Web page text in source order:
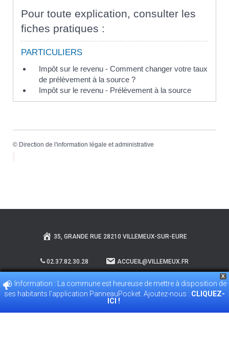
Pour toute explication, consulter les
fiches pratiques :
PARTICULIERS
Impôt sur le revenu - Comment changer votre taux
de prélèvement à la source ?
Impôt sur le revenu - Prélèvement à la source
© Direction de l'information légale et administrative
35, GRANDE RUE 28210 VILLEMEUX-SUR-EURE
02.37.82.30.28 ACCUEIL@VILLEMEUX.FR
POLITIQUE DE CONFIDENTIALITÉ
X
Information : La commune est heureuse de mettre à disposition de
ses habitants l’application PanneauPocket. Ajoutez-nous : CLIQUEZ-
ICI !